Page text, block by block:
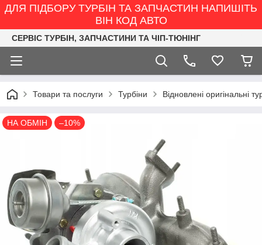
ДЛЯ ПІДБОРУ ТУРБІН ТА ЗАПЧАСТИН НАПИШІТЬ
ВІН КОД АВТО
СЕРВІС ТУРБІН, ЗАПЧАСТИНИ ТА ЧІП-ТЮНІНГ
Товари та послуги Турбіни Відновлені оригінальні
НА ОБМІН –10%